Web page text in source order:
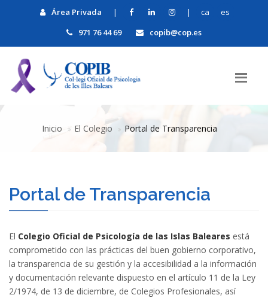
Área Privada | | ca
es
971 76 44 69
copib@cop.es
Inicio El Colegio Portal de Transparencia
Portal de Transparencia
El Colegio Oficial de Psicología de las Islas Baleares está
comprometido con las prácticas del buen gobierno corporativo,
la transparencia de su gestión y la accesibilidad a la información
y documentación relevante dispuesto en el artículo 11 de la Ley
2/1974, de 13 de diciembre, de Colegios Profesionales, así